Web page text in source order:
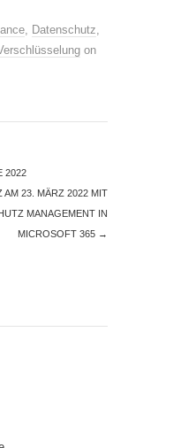
, Datenschutz,
on
2022
AM 23. MÄRZ 2022 MIT
MANAGEMENT IN
MICROSOFT 365 →